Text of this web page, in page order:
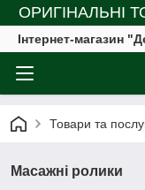
ОРИГІНАЛЬНІ
Інтернет-магазин
Товари та
Масажні ролики